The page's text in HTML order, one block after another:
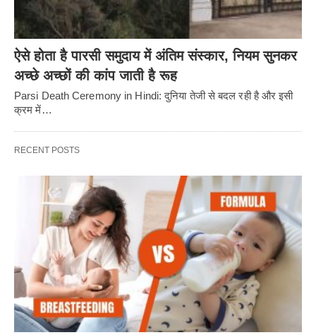
ऐसे होता है पारसी समुदाय में अंतिम संस्कार, नियम सुनकर
अच्छे अच्छों की कांप जाती है रूह
Parsi Death Ceremony in Hindi: दुनिया तेजी से बदल रही है और इसी
क्रम में…
RECENT POSTS